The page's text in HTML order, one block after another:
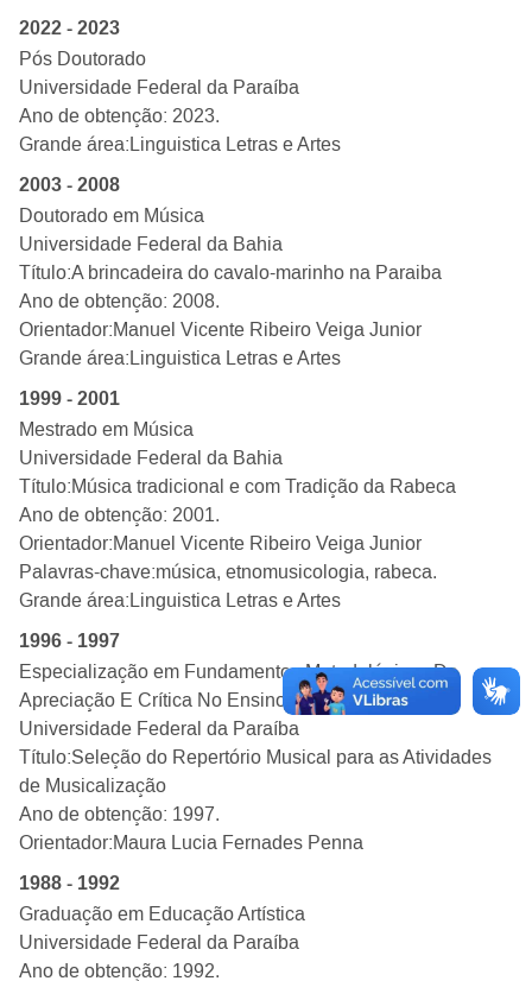
2022 - 2023
Pós Doutorado
Universidade Federal da Paraíba
Ano de obtenção: 2023.
Grande área: Linguistica Letras e Artes
2003 - 2008
Doutorado em Música
Universidade Federal da Bahia
Título:A brincadeira do cavalo-marinho na Paraiba
Ano de obtenção: 2008.
Orientador:Manuel Vicente Ribeiro Veiga Junior
Grande área: Linguistica Letras e Artes
1999 - 2001
Mestrado em Música
Universidade Federal da Bahia
Título:Música tradicional e com Tradição da Rabeca
Ano de obtenção: 2001.
Orientador:Manuel Vicente Ribeiro Veiga Junior
Palavras-chave:música, etnomusicologia, rabeca.
Grande área: Linguistica Letras e Artes
1996 - 1997
Especialização em Fundamentos Metodológicos Da
Apreciação E Crítica No Ensino Das Artes
Universidade Federal da Paraíba
Título:Seleção do Repertório Musical para as Atividades
de Musicalização
Ano de obtenção: 1997.
Orientador:Maura Lucia Fernades Penna
1988 - 1992
Graduação em Educação Artística
Universidade Federal da Paraíba
Ano de obtenção: 1992.